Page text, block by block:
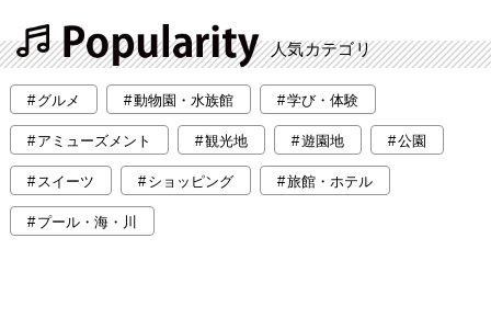
人気カテゴリ
グルメ 動物園・水族館 学び・体験
アミューズメント 観光地 遊園地 公園
スイーツ ショッピング 旅館・ホテル
プール・海・川